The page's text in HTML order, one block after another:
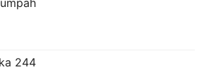
244